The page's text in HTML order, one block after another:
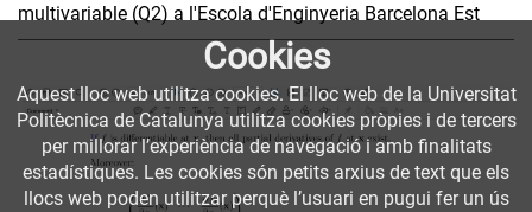
multivariable (Q2) a l'Escola d'Enginyeria Barcelona Est
Cookies
Aquest lloc web utilitza cookies. El lloc web de la Universitat
Politècnica de Catalunya utilitza cookies pròpies i de tercers
per millorar l’experiència de navegació i amb finalitats
estadístiques. Les cookies són petits arxius de text que els
llocs web poden utilitzar perquè l’usuari en pugui fer un ús